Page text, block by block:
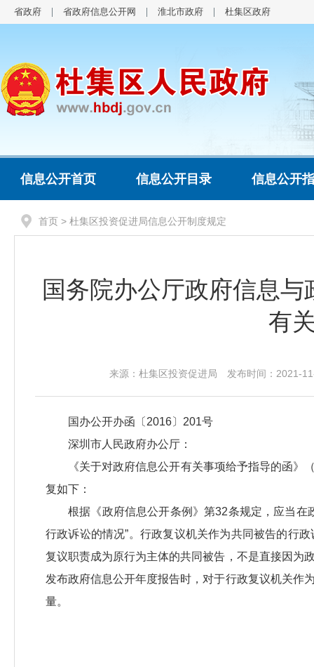
省政府 省政府信息公开网 淮北市政府 杜集区政府
信息公开首页 信息公开目录 信息公开
首页 > 杜集区投资促进局信息公开制度规定
国务院办公厅政府信息
有
来源：杜集区投资促进局 发布时间：2021-
国办公开办函〔2016〕201号
深圳市人民政府办公厅：
《关于对政府信息公开有关事项给予指导的函
复如下：
根据《政府信息公开条例》第32条规定，应当
行政诉讼的情况”。行政复议机关作为共同被告的行
复议职责成为原行为主体的共同被告，不是直接因为
发布政府信息公开年度报告时，对于行政复议机关作
量。